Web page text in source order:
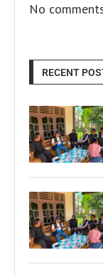
No
RECENT